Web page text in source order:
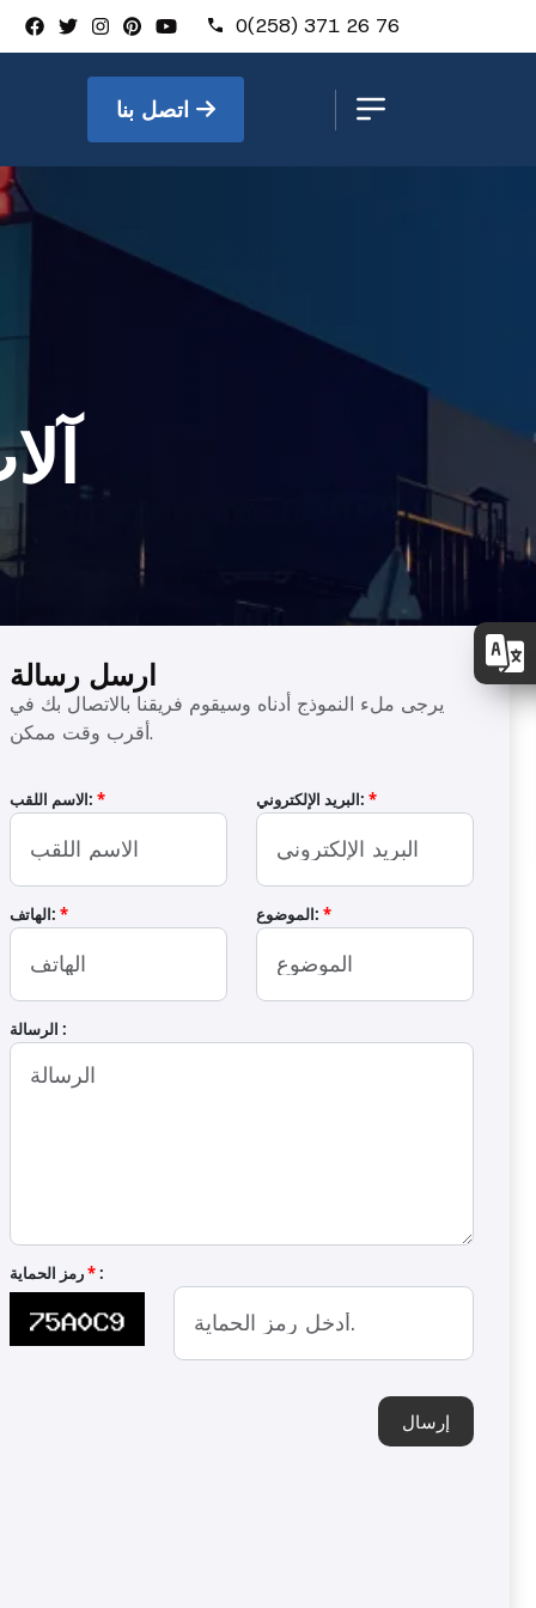
0(258) 371 26 76
فرن تحميص بحزام
ارسل رسالة
يرجى ملء النموذج أدناه وسيقوم فريقنا بالاتصال بك في
أقرب وقت ممكن.
الاسم اللقب: * البريد الإلكتروني: *
الهاتف: * الموضوع: *
الرسالة :
*:
إرسال